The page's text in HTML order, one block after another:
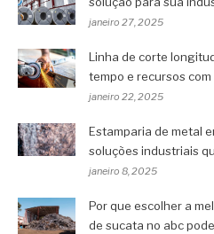
janeiro 27, 2025
Linha de corte
tempo e recursos
janeiro 22, 2025
Estamparia de metal
soluções industriais
janeiro 8, 2025
Por que escolher a
de sucata no abc